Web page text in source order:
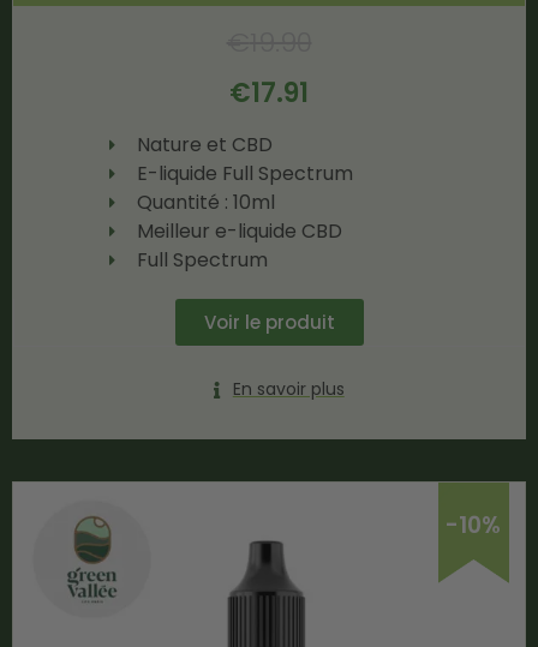
€17.91
Nature et CBD
E-liquide Full Spectrum
Quantité : 10ml
Meilleur e-liquide CBD
Full Spectrum
Voir le produit
En savoir plus
-10%